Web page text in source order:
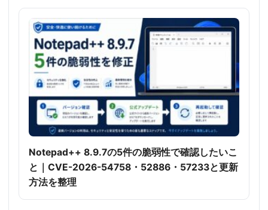
Notepad++ 8.9.7の5件の脆弱性で確認したいこ
と｜CVE-2026-54758・52886・57233と更新
方法を整理